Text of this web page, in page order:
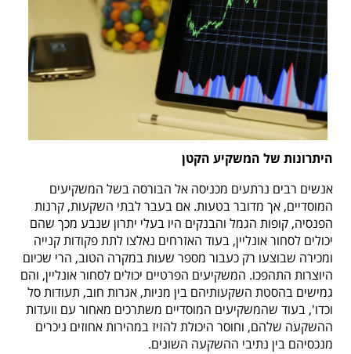
היתרונות של המשקיע הקטן
אנשים רבים נרתעים מכניסה אל הבורסה בשל המשקיעים
המוסדיים, אך מדובר בטעות. אם בעבר לבתי השקעות, קרנות
הפנסיה, קופות הגמל והבנקים היו בעלי יתרון שנבע מכך שהם
יכולים לסחור אונליין, בעוד האזרחים נאלצו לתת פקודות קנייה
ומכירה שבוצעו רק כעבור מספר שעות במקרה הטוב, הרי שכיום
היוצרות התהפכו. המשקיעים הפרטיים יכולים לסחור אונליין, והם
גמישים בהסטת השקעותיהם בין מניות, אגרות חוב, תעודות סל
וכדו', בעוד שהמשקיעים המוסדיים משתרכים מאחור עם וועדות
ההשקעה שלהם, וחוסר היכולת להזיז במהירות אחוזים ניכרים
מנכסיהם בין נתיבי ההשקעה השונים.